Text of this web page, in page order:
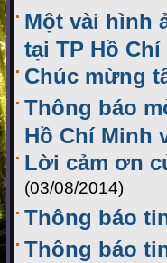
Một vài hình
tại TP Hồ
Chúc mừng
Thông báo
Hồ Chí Minh
Lời cảm ơn
(03/08/2014)
Thông báo
Thông báo